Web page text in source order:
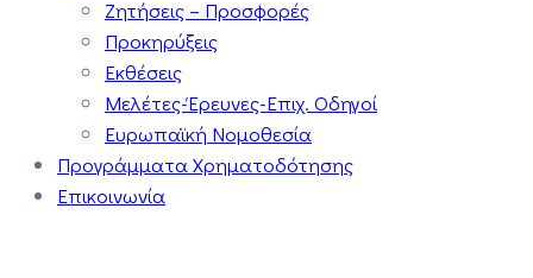
Ζητήσεις – Προσφορές
Προκηρύξεις
Εκθέσεις
Μελέτες-Έρευνες-Επιχ. Οδηγοί
Ευρωπαϊκή Νομοθεσία
Προγράμματα Χρηματοδότησης
Επικοινωνία